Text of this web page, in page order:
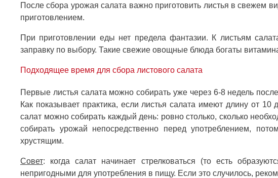
После сбора урожая салата важно приготовить листья в свежем
приготовлением.
При приготовлении еды нет предела фантазии. К листьям
заправку по выбору. Такие свежие овощные блюда богаты
Подходящее время для сбора листового салата
Первые листья салата можно собирать уже через 6-8 недель
Как показывает практика, если листья салата имеют длину от
салат можно собирать каждый день: ровно столько, сколько
собирать урожай непосредственно перед употреблением,
хрустящим.
Совет: когда салат начинает стрелковаться (то есть
непригодными для употребления в пищу. Если это случилось,